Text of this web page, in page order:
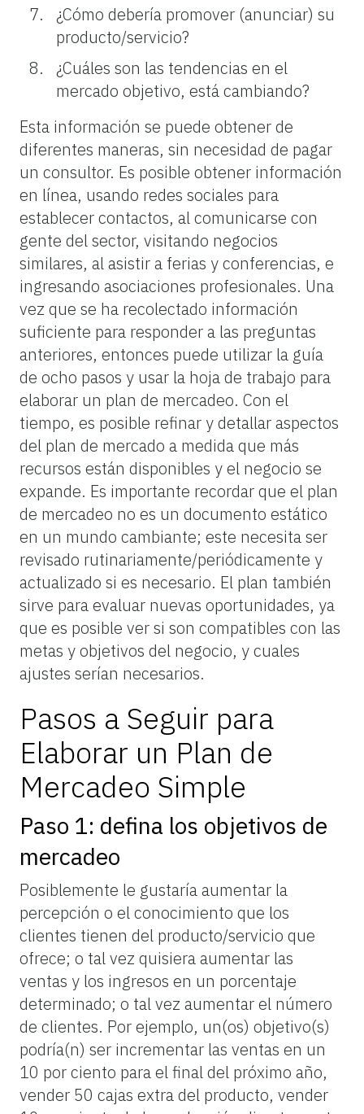
¿Cómo debería promover (anunciar) su
producto/servicio?
¿Cuáles son las tendencias en el
mercado objetivo, está cambiando?
Esta información se puede obtener de
diferentes maneras, sin necesidad de pagar
un consultor. Es posible obtener información
en línea, usando redes sociales para
establecer contactos, al comunicarse con
gente del sector, visitando negocios
similares, al asistir a ferias y conferencias, e
ingresando asociaciones profesionales. Una
vez que se ha recolectado información
suficiente para responder a las preguntas
anteriores, entonces puede utilizar la guía
de ocho pasos y usar la hoja de trabajo para
elaborar un plan de mercadeo. Con el
tiempo, es posible refinar y detallar aspectos
del plan de mercado a medida que más
recursos están disponibles y el negocio se
expande. Es importante recordar que el plan
de mercadeo no es un documento estático
en un mundo cambiante; este necesita ser
revisado rutinariamente/periódicamente y
actualizado si es necesario. El plan también
sirve para evaluar nuevas oportunidades, ya
que es posible ver si son compatibles con las
metas y objetivos del negocio, y cuales
ajustes serían necesarios.
Pasos a Seguir para
Elaborar un Plan de
Mercadeo Simple
Paso 1: defina los objetivos de
mercadeo
Posiblemente le gustaría aumentar la
percepción o el conocimiento que los
clientes tienen del producto/servicio que
ofrece; o tal vez quisiera aumentar las
ventas y los ingresos en un porcentaje
determinado; o tal vez aumentar el número
de clientes. Por ejemplo, un(os) objetivo(s)
podría(n) ser incrementar las ventas en un
10 por ciento para el final del próximo año,
vender 50 cajas extra del producto, vender